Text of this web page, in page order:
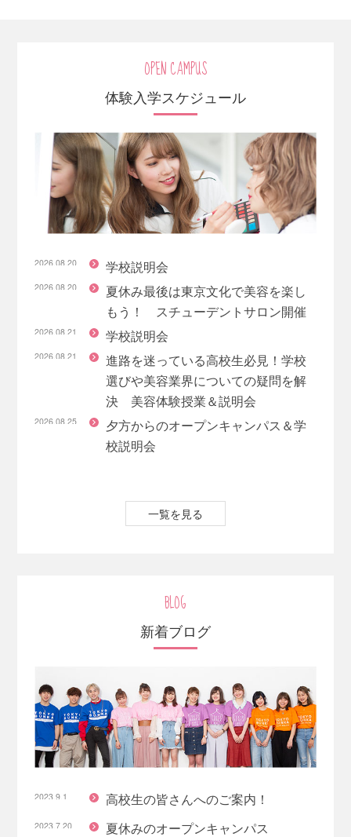
OPEN CAMPUS
体験入学スケジュール
2026.08.20（木） 学校説明会
2026.08.20（木）
夏休み最後は東京文化で美容を楽し
もう！ スチューデントサロン開催
2026.08.21（金） 学校説明会
2026.08.21（金）
進路を迷っている高校生必見！学校
選びや美容業界についての疑問を解
決 美容体験授業＆説明会
2026.08.25（火）
夕方からのオープンキャンパス＆学
校説明会
一覧を見る
BLOG
新着ブログ
2023.9.1 高校生の皆さんへのご案内！
2023.7.20 夏休みのオープンキャンパス